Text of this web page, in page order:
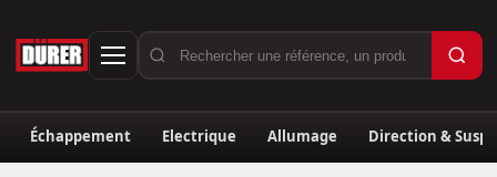
Échappement Electrique Allumage Direction &